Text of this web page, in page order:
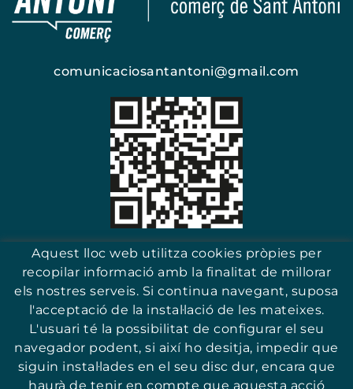
comunicaciosantantoni@gmail.com
Escaneja i troba el teu comerç
17251 - Sant Antoni (Girona)
Aquest lloc web utilitza cookies pròpies per
recopilar informació amb la finalitat de millorar
els nostres serveis. Si continua navegant, suposa
l'acceptació de la instal·lació de les mateixes.
L'usuari té la possibilitat de configurar el seu
navegador podent, si així ho desitja, impedir que
siguin instal·lades en el seu disc dur, encara que
haurà de tenir en compte que aquesta acció